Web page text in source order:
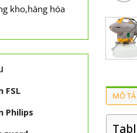
kho,hàng hóa
FSL
Philips
MÔ TẢ